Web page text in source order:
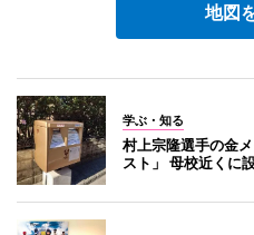
地図
学ぶ・知る
村上宗隆選手の金
スト」 母校近くに